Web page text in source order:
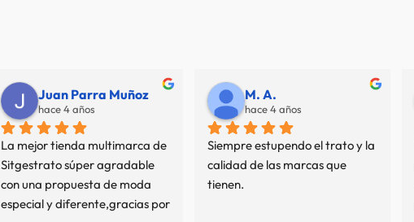
Juan Parra Muñoz
hace 4 años
La mejor tienda multimarca de
Sitgestrato súper agradable
con una propuesta de moda
especial y diferente,gracias por
M. A.
hace 4 años
Siempre estupendo el trato y la
calidad de las marcas que
tienen.